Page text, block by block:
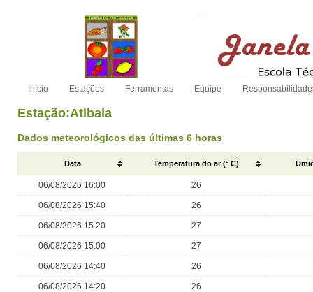
Início Estações Ferramentas Equipe
Estação:Atibaia
Dados meteorológicos das últimas 6 horas
Data Temperatura do ar (° C)
06/08/2026 16:00 26
06/08/2026 15:40 26
06/08/2026 15:20 27
06/08/2026 15:00 27
06/08/2026 14:40 26
06/08/2026 14:20 26